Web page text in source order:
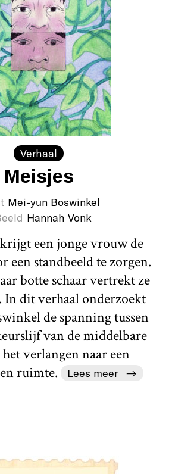
Verhaal
Meisjes
Mei-yun Boswinkel
Hannah Vonk
een jonge vrouw de
een standbeeld te zorgen.
botte schaar vertrekt ze
In dit verhaal onderzoekt
de spanning tussen
van de middelbare
verlangen naar een
ruimte.
Lees meer